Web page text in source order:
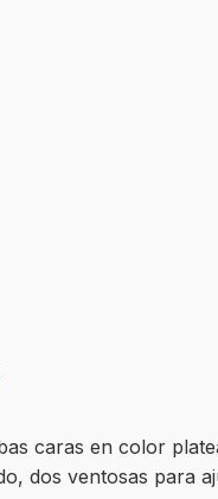
caras en color
dos ventosas para